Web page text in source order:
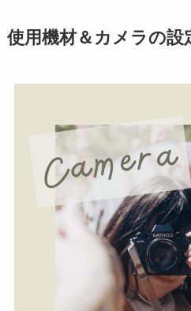
使用機材＆カメラの設